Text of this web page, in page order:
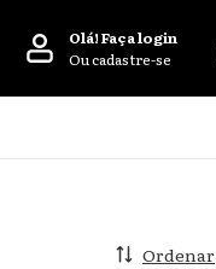
Olá!Faça login
Ou cadastre-se
Ordenar